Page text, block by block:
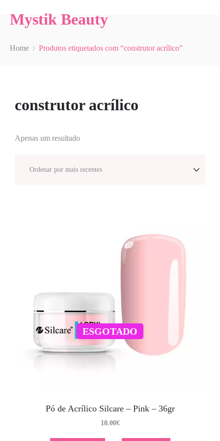
Mystik Beauty
Home Produtos etiquetados com “construtor acrílico”
construtor acrílico
Apenas um resultado
ESGOTADO
Pó de Acrílico Silcare – Pink – 36gr
10.00€